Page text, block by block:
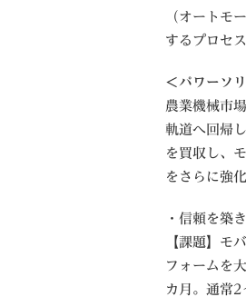
（オートモ
するプロセ
＜パワーソ
農業機械市
軌道へ回帰
を買収し、
をさらに強化
・信頼を築
【課題】モ
フォームを
カ月。通常